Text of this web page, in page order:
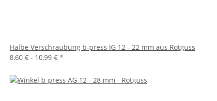
Halbe Verschraubung b-press IG 12 - 22 mm aus Rotguss
8,60 € - 10,99 € *